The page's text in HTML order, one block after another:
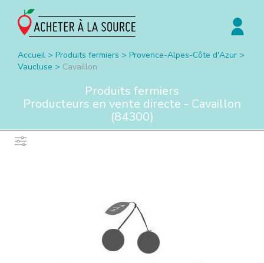
Accueil > Produits fermiers > Provence-Alpes-Côte d'Azur >
Vaucluse > Cavaillon
Produits fermiers
Producteurs en vente directe - Cavaillon
(84300)